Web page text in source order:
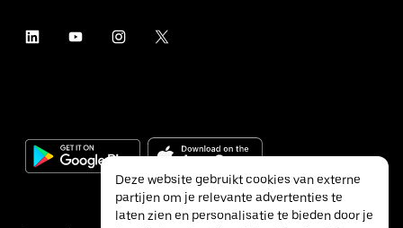
Deze website gebruikt cookies van externe
partijen om je relevante advertenties te
laten zien en personalisatie te bieden door je